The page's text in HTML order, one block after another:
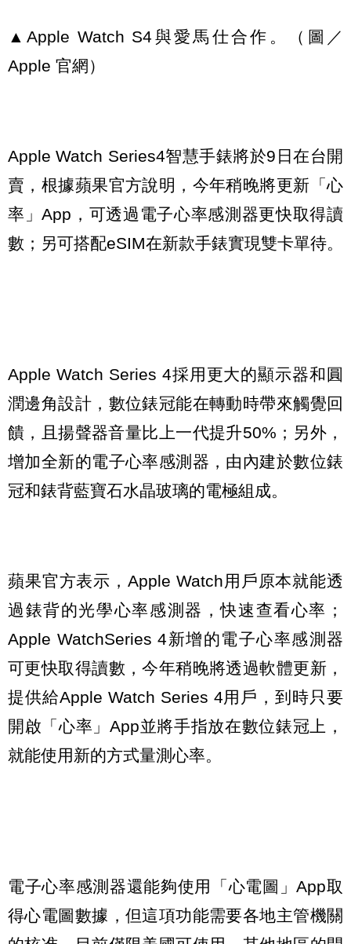
▲Apple Watch S4與愛馬仕合作。（圖／
Apple 官網）
Apple Watch Series4智慧手錶將於9日在台開
賣，根據蘋果官方說明，今年稍晚將更新「心
率」App，可透過電子心率感測器更快取得讀
數；另可搭配eSIM在新款手錶實現雙卡單待。
Apple Watch Series 4採用更大的顯示器和圓
潤邊角設計，數位錶冠能在轉動時帶來觸覺回
饋，且揚聲器音量比上一代提升50%；另外，
增加全新的電子心率感測器，由內建於數位錶
冠和錶背藍寶石水晶玻璃的電極組成。
蘋果官方表示，Apple Watch用戶原本就能透
過錶背的光學心率感測器，快速查看心率；
Apple WatchSeries 4新增的電子心率感測器
可更快取得讀數，今年稍晚將透過軟體更新，
提供給Apple Watch Series 4用戶，到時只要
開啟「心率」App並將手指放在數位錶冠上，
就能使用新的方式量測心率。
電子心率感測器還能夠使用「心電圖」App取
得心電圖數據，但這項功能需要各地主管機關